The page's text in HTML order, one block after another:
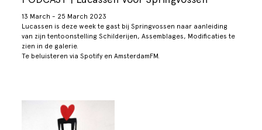
13 March - 25 March 2023
Lucassen is deze week te gast bij Springvossen naar aanleiding
van zijn tentoonstelling Schilderijen, Assemblages, Modificaties te
zien in de galerie.
Te beluisteren via Spotify en AmsterdamFM.